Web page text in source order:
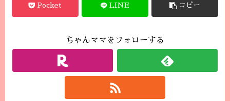
Pocket LINE コピー
ちゃんママをフォローする